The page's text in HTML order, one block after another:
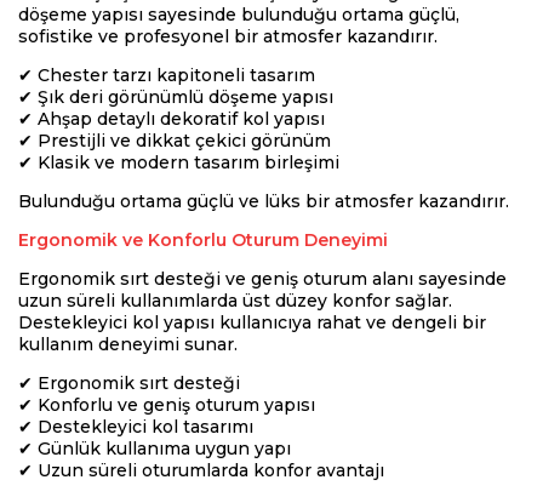
döşeme yapısı sayesinde bulunduğu ortama güçlü,
sofistike ve profesyonel bir atmosfer kazandırır.
✔ Chester tarzı kapitoneli tasarım
✔ Şık deri görünümlü döşeme yapısı
✔ Ahşap detaylı dekoratif kol yapısı
✔ Prestijli ve dikkat çekici görünüm
✔ Klasik ve modern tasarım birleşimi
Bulunduğu ortama güçlü ve lüks bir atmosfer kazandırır.
Ergonomik ve Konforlu Oturum Deneyimi
Ergonomik sırt desteği ve geniş oturum alanı sayesinde
uzun süreli kullanımlarda üst düzey konfor sağlar.
Destekleyici kol yapısı kullanıcıya rahat ve dengeli bir
kullanım deneyimi sunar.
✔ Ergonomik sırt desteği
✔ Konforlu ve geniş oturum yapısı
✔ Destekleyici kol tasarımı
✔ Günlük kullanıma uygun yapı
✔ Uzun süreli oturumlarda konfor avantajı